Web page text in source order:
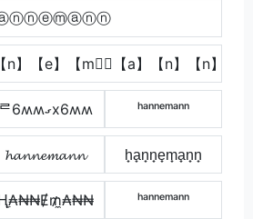
n】【e】【m】⃣【a】【n】【n】
ᄅ6ʍʍގx6ʍʍ ʰᵃⁿⁿᵉᵐᵃⁿⁿ
𝓱𝓪𝓷𝓷𝓮𝓶𝓪𝓷𝓷 h̟a̟n̟n̟e̟m̟a̟n̟n̟
ʰᵃⁿⁿᵉᵐᵃⁿⁿ